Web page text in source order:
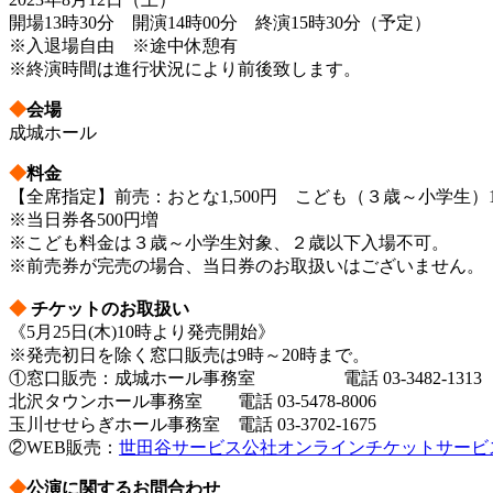
開場13時30分 開演14時00分 終演15時30分（予定）
※入退場自由 ※途中休憩有
※終演時間は進行状況により前後致します。
◆会場
成城ホール
◆料金
【全席指定】前売：おとな1,500円 こども（３歳～小学生）
※当日券各500円増
※こども料金は３歳～小学生対象、２歳以下入場不可。
※前売券が完売の場合、当日券のお取扱いはございません。
◆ チケットのお取扱い
《5月25日(木)10時より発売開始》
※発売初日を除く窓口販売は9時～20時まで。
①窓口販売：成城ホール事務室 電話 03-3482-1313
北沢タウンホール事務室 電話 03-5478-8006
玉川せせらぎホール事務室 電話 03-3702-1675
②WEB販売： 世田谷サービス公社オンラインチケットサービ
◆公演に関するお問合わせ